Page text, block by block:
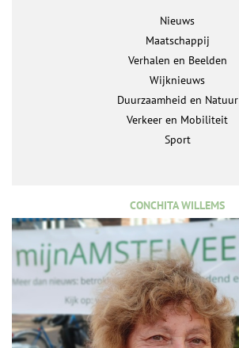
Nieuws
Maatschappij
Verhalen en Beelden
Wijknieuws
Duurzaamheid en Natuur
Verkeer en Mobiliteit
Sport
CONCHITA WILLEMS